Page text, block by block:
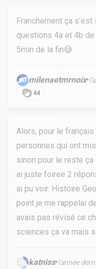
Franchement ça
questions 4a et 4b
5min de la fin😅
milenaetmrnoix•
44
Alors, pour le
personnes qui ont
sinon pour le reste ça
ai juste foiree 2
ai pu voir. Histoire
point je me rappelai
avais pas révisé ce
sciences ça va mais
katniss•l’année